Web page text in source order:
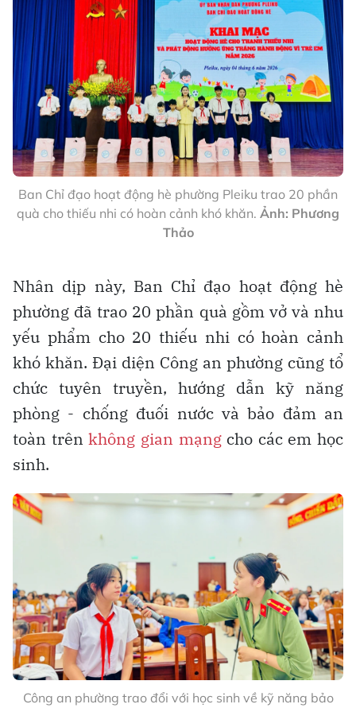
Ban Chỉ đạo hoạt động hè phường Pleiku trao 20 phần
quà cho thiếu nhi có hoàn cảnh khó khăn. Ảnh: Phương
Thảo
Nhân dịp này, Ban Chỉ đạo hoạt động hè
phường đã trao 20 phần quà gồm vở và nhu
yếu phẩm cho 20 thiếu nhi có hoàn cảnh
khó khăn. Đại diện Công an phường cũng tổ
chức tuyên truyền, hướng dẫn kỹ năng
phòng - chống đuối nước và bảo đảm an
toàn trênkhông gian mạngcho các em học
sinh.
Công an phường trao đổi với học sinh về kỹ năng bảo